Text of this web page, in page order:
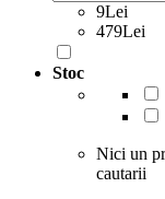
9Lei
479Lei
Stoc
Nici un
cautarii